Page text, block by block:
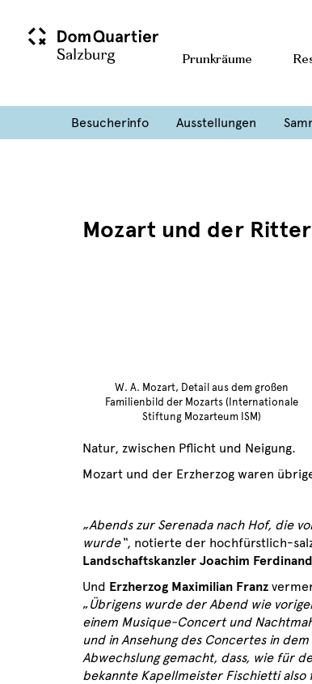
Prunkräume
Besucherinfo Ausstellungen
Mozart und der
W. A. Mozart, Detail aus dem großen
Familienbild der Mozarts (Internationale
Stiftung Mozarteum ISM)
Natur, zwischen Pflicht und Neigung.
Mozart und der Erzherzog waren
„Abends zur Serenada nach Hof, die
wurde“, notierte der hochfürstlich-
Landschaftskanzler Joachim
Und Erzherzog Maximilian Franz
„Übrigens wurde der Abend wie
einem Musique-Concert und
und in Ansehung des Concertes in
Abwechslung gemacht, dass, wie für
bekannte Kapellmeister Fischietti